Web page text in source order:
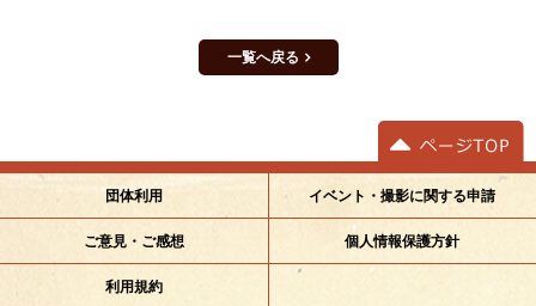
一覧へ戻る
団体利用 イベント・撮影に関する申請
ご意見・ご感想 個人情報保護方針
利用規約